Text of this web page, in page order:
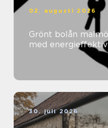
02. augusti 2026
Grönt bolån malmö sänk dina kostnader
med
30. juli 2026